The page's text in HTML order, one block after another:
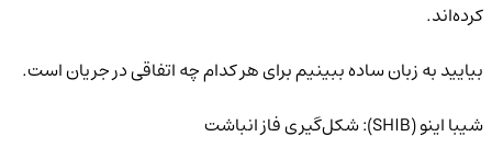
کرده‌اند.
بیایید به زبان ساده ببینیم برای هر کدام چه اتفاقی در جریان است.
شیبا اینو (SHIB): شکل‌گیری فاز انباشت